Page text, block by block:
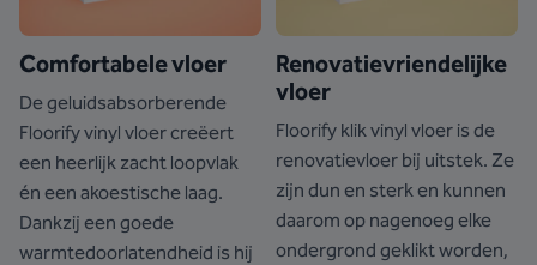
Comfortabele vloer
De geluidsabsorberende
Floorify vinyl vloer creëert
een heerlijk zacht loopvlak
én een akoestische laag.
Dankzij een goede
warmtedoorlatendheid is hij
Renovatievriendelijke
vloer
Floorify klik vinyl vloer is de
renovatievloer bij uitstek. Ze
zijn dun en sterk en kunnen
daarom op nagenoeg elke
ondergrond geklikt worden,